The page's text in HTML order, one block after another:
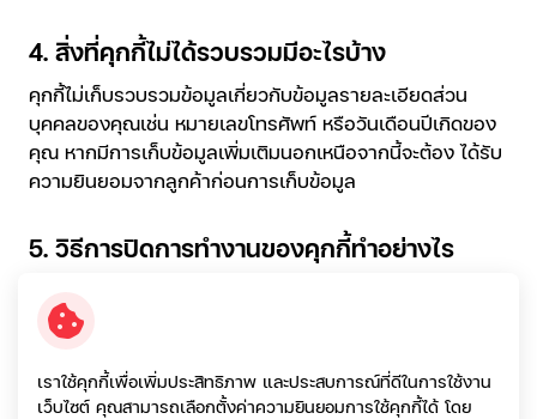
4. สิ่งที่คุกกี้ไม่ได้รวบรวมมีอะไรบ้าง
คุกกี้ไม่เก็บรวบรวมข้อมูลเกี่ยวกับข้อมูลรายละเอียดส่วน
บุคคลของคุณเช่น หมายเลขโทรศัพท์ หรือวันเดือนปีเกิดของ
คุณ หากมีการเก็บข้อมูลเพิ่มเติมนอกเหนือจากนี้จะต้อง ได้รับ
ความยินยอมจากลูกค้าก่อนการเก็บข้อมูล
5. วิธีการปิดการทำงานของคุกกี้ทำอย่างไร
หน้าการตั้งค่าบราวเซอร์และตั้งค่าความเป็นส่วนตัวเพื่อหยุด
การรวบรวมข้อมูลทุกอย่างของคุกกี้ในอนาคต
เราใช้คุกกี้เพื่อเพิ่มประสิทธิภาพ และประสบการณ์ที่ดีในการใช้งาน
เว็บไซต์ คุณสามารถเลือกตั้งค่าความยินยอมการใช้คุกกี้ได้ โดย